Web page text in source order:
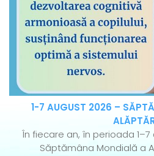
1-7 AUGUST 2026 –
În fiecare an, în perioada
Săptămâna Mondială a